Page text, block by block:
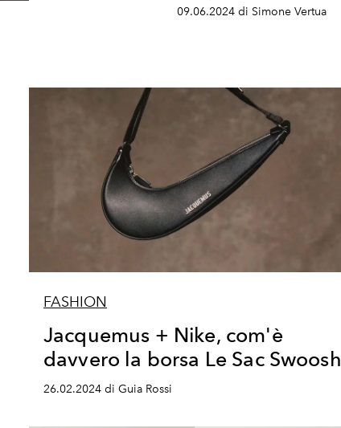
09.06.2024 di Simone Vertua
FASHION
Jacquemus + Nike, com'è
davvero la borsa Le Sac Swoosh
26.02.2024 di Guia Rossi